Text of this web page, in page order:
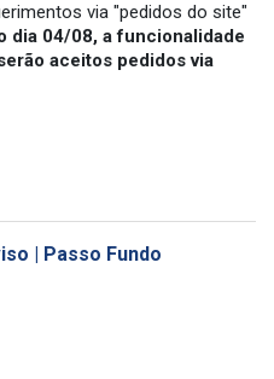
via "pedidos do site"
dia 04/08, a funcionalidade
aceitos pedidos via
| Passo Fundo